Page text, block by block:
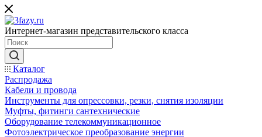
Интернет-магазин представительского класса
Каталог
Распродажа
Кабели и провода
Инструменты для опрессовки, резки, снятия изоляции
Муфты, фитинги сантехнические
Оборудование телекоммуникационное
Фотоэлектрическое преобразование энергии